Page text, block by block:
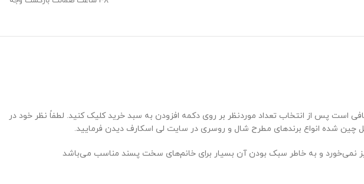
پس از انتخاب تعداد موردنظر بر روی دکمه افزودن به سبد خرید کلیک کنید. لطفاً نظر خود در
چین شده انواع برندهای مطرح شال و روسری در سایت لی اسکارف دیدن فرمایید.
نمی‌خورد و به خاطر سبک بودن آن بسیار برای خانم‌های سخت پسند مناسب می‌باشد